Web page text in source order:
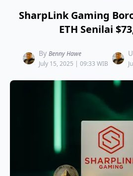
SharpLink Gaming
ETH Senilai
By Benny Hawe
July 15, 2025 | 09:33 WIB